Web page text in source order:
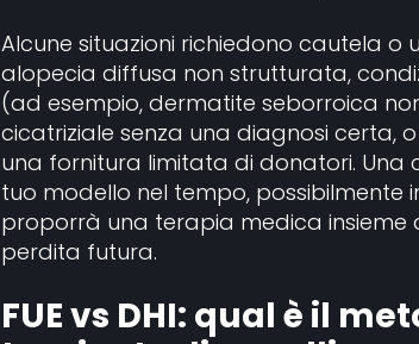
Alcune situazioni richiedono cautela o
alopecia diffusa non strutturata,
(ad esempio, dermatite seborroica
cicatriziale senza una diagnosi certa,
una fornitura limitata di donatori. Una
tuo modello nel tempo, possibilmente
proporrà una terapia medica insieme
perdita futura.
FUE vs DHI: qual è il